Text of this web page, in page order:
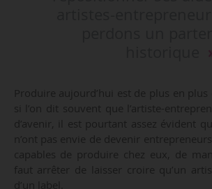
Produire aujourd’hui est de plus en plus
si l’on dit souvent que l’artiste-
d’avenir, il est pourtant assez évident
n’ont pas envie de devenir
capables de produire chez eux, de
faut arrêter de laisser croire qu’un
d’un label.